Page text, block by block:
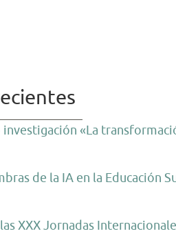
«La
de la IA en la Educación
XXX Jornadas